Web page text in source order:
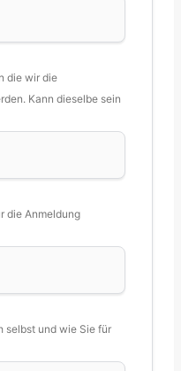
die wir die
Kann dieselbe sein
die Anmeldung
selbst und wie Sie für